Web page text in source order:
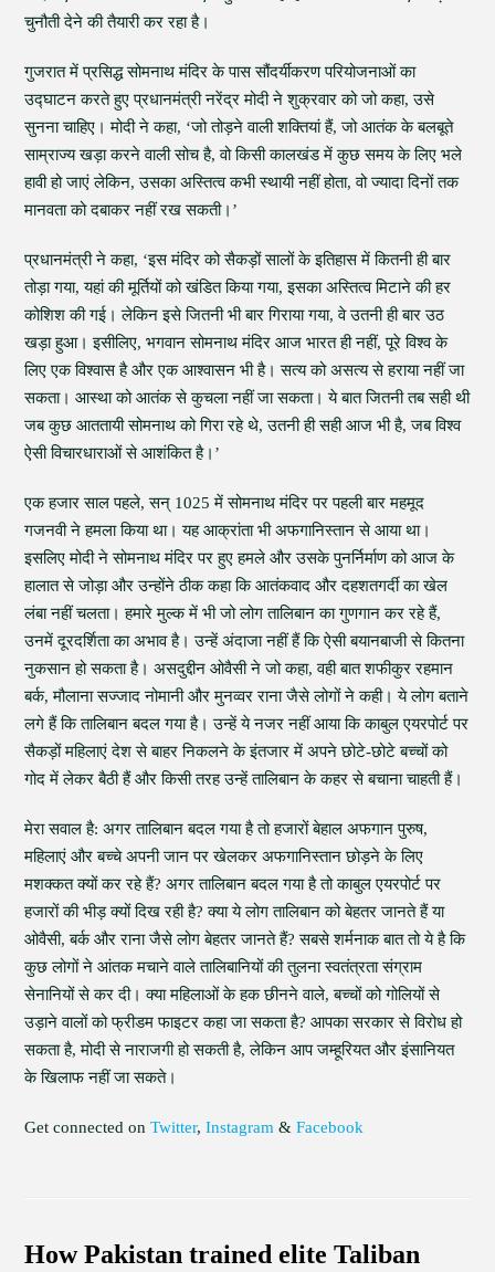
चुनौती देने की तैयारी कर रहा है।
गुजरात में प्रसिद्ध सोमनाथ मंदिर के पास सौंदर्यीकरण परियोजनाओं का
उद्घाटन करते हुए प्रधानमंत्री नरेंद्र मोदी ने शुक्रवार को जो कहा, उसे
सुनना चाहिए। मोदी ने कहा, ‘जो तोड़ने वाली शक्तियां हैं, जो आतंक के बलबूते
साम्राज्य खड़ा करने वाली सोच है, वो किसी कालखंड में कुछ समय के लिए भले
हावी हो जाएं लेकिन, उसका अस्तित्व कभी स्थायी नहीं होता, वो ज्यादा दिनों तक
मानवता को दबाकर नहीं रख सकती।’
प्रधानमंत्री ने कहा, ‘इस मंदिर को सैकड़ों सालों के इतिहास में कितनी ही बार
तोड़ा गया, यहां की मूर्तियों को खंडित किया गया, इसका अस्तित्व मिटाने की हर
कोशिश की गई। लेकिन इसे जितनी भी बार गिराया गया, वे उतनी ही बार उठ
खड़ा हुआ। इसीलिए, भगवान सोमनाथ मंदिर आज भारत ही नहीं, पूरे विश्व के
लिए एक विश्वास है और एक आश्वासन भी है। सत्य को असत्य से हराया नहीं जा
सकता। आस्था को आतंक से कुचला नहीं जा सकता। ये बात जितनी तब सही थी
जब कुछ आततायी सोमनाथ को गिरा रहे थे, उतनी ही सही आज भी है, जब विश्व
ऐसी विचारधाराओं से आशंकित है।’
एक हजार साल पहले, सन् 1025 में सोमनाथ मंदिर पर पहली बार महमूद
गजनवी ने हमला किया था। यह आक्रांता भी अफगानिस्तान से आया था।
इसलिए मोदी ने सोमनाथ मंदिर पर हुए हमले और उसके पुनर्निर्माण को आज के
हालात से जोड़ा और उन्होंने ठीक कहा कि आतंकवाद और दहशतगर्दी का खेल
लंबा नहीं चलता। हमारे मुल्क में भी जो लोग तालिबान का गुणगान कर रहे हैं,
उनमें दूरदर्शिता का अभाव है। उन्हें अंदाजा नहीं हैं कि ऐसी बयानबाजी से कितना
नुकसान हो सकता है। असदुद्दीन ओवैसी ने जो कहा, वही बात शफीकुर रहमान
बर्क, मौलाना सज्जाद नोमानी और मुनव्वर राना जैसे लोगों ने कही। ये लोग बताने
लगे हैं कि तालिबान बदल गया है। उन्हें ये नजर नहीं आया कि काबुल एयरपोर्ट पर
सैकड़ों महिलाएं देश से बाहर निकलने के इंतजार में अपने छोटे-छोटे बच्चों को
गोद में लेकर बैठी हैं और किसी तरह उन्हें तालिबान के कहर से बचाना चाहती हैं।
मेरा सवाल है: अगर तालिबान बदल गया है तो हजारों बेहाल अफगान पुरुष,
महिलाएं और बच्चे अपनी जान पर खेलकर अफगानिस्तान छोड़ने के लिए
मशक्कत क्यों कर रहे हैं? अगर तालिबान बदल गया है तो काबुल एयरपोर्ट पर
हजारों की भीड़ क्यों दिख रही है? क्या ये लोग तालिबान को बेहतर जानते हैं या
ओवैसी, बर्क और राना जैसे लोग बेहतर जानते हैं? सबसे शर्मनाक बात तो ये है कि
कुछ लोगों ने आंतक मचाने वाले तालिबानियों की तुलना स्वतंत्रता संग्राम
सेनानियों से कर दी। क्या महिलाओं के हक छीनने वाले, बच्चों को गोलियों से
उड़ाने वालों को फ्रीडम फाइटर कहा जा सकता है? आपका सरकार से विरोध हो
सकता है, मोदी से नाराजगी हो सकती है, लेकिन आप जम्हूरियत और इंसानियत
के खिलाफ नहीं जा सकते।
Get connected onTwitter,Instagram &Facebook
How Pakistan trained elite Taliban